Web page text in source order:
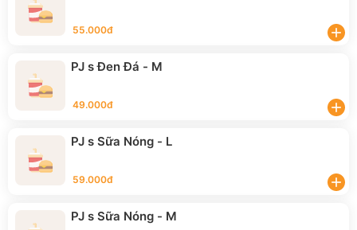
55.000đ add
PJ s Đen Đá - M
49.000đ add
PJ s Sữa Nóng - L
59.000đ add
PJ s Sữa Nóng - M